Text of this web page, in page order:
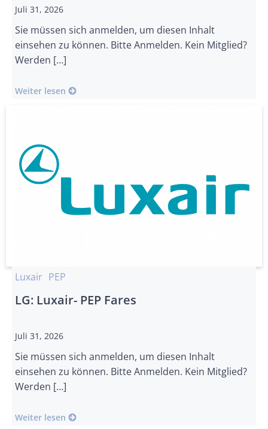
Juli 31, 2026
Sie müssen sich anmelden, um diesen Inhalt
einsehen zu können. Bitte Anmelden. Kein Mitglied?
Werden […]
Weiter lesen
Luxair PEP
LG: Luxair- PEP Fares
Juli 31, 2026
Sie müssen sich anmelden, um diesen Inhalt
einsehen zu können. Bitte Anmelden. Kein Mitglied?
Werden […]
Weiter lesen